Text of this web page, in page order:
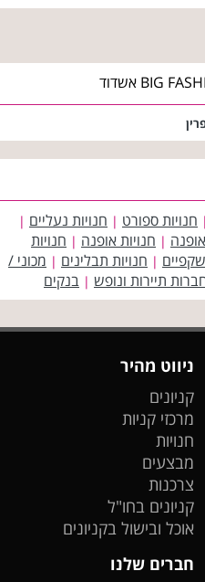
| חנויות ספורט | חנויות נעליים |
| חנויות אופנה | חנויות
| חנויות תבלינים | מכוני /
תיירות ונופש | בנקים
ניווט מהיר
קניונים
מרכזי קניות
חנויות
מבצעים
צרכנות
קניונים בחו"ל
אוכל ובישול בקניונים
חברים שלנו